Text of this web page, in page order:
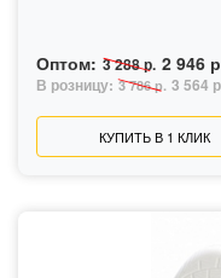
Оптом: 3 288 р. 2 946
В розницу: 3 786 р. 3 564
КУПИТЬ В 1 КЛИК